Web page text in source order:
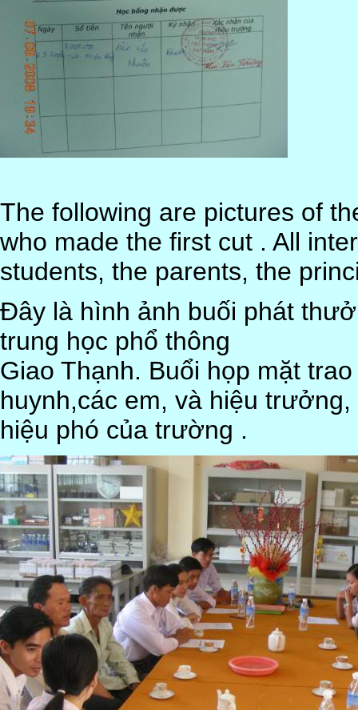
The following are pictures of
who made the first cut . All
students, the parents, the
Đây là hình ảnh buối phát
trung học phổ thông
Giao Thạnh. Buổi họp mặt
huynh,các em, và hiệu trưởng,
hiệu phó của trường .